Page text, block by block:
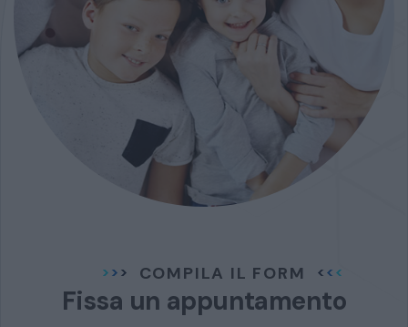
COMPILA IL FORM
Fissa un appuntamento